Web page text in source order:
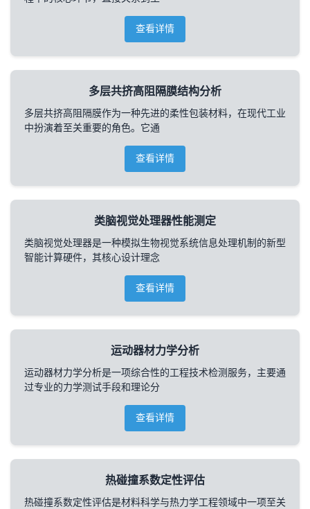
查看详情
多层共挤高阻隔膜结构分析
多层共挤高阻隔膜作为一种先进的柔性包装材料，在现代工业
中扮演着至关重要的角色。它通
查看详情
类脑视觉处理器性能测定
类脑视觉处理器是一种模拟生物视觉系统信息处理机制的新型
智能计算硬件，其核心设计理念
查看详情
运动器材力学分析
运动器材力学分析是一项综合性的工程技术检测服务，主要通
过专业的力学测试手段和理论分
查看详情
热碰撞系数定性评估
热碰撞系数定性评估是材料科学与热力学工程领域中一项至关